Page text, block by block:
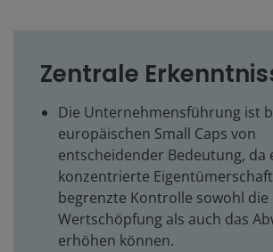
Zentrale
Die Unternehmensführung ist
europäischen Small Caps von
entscheidender Bedeutung, da
konzentrierte
begrenzte Kontrolle sowohl die
Wertschöpfung als auch das
erhöhen können.